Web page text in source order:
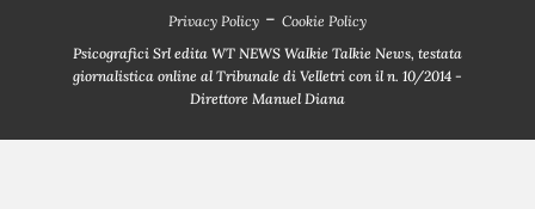
Privacy Policy - Cookie Policy
Psicografici Srl edita WT NEWS Walkie Talkie News, testata
giornalistica online al Tribunale di Velletri con il n. 10/2014 -
Direttore Manuel Diana